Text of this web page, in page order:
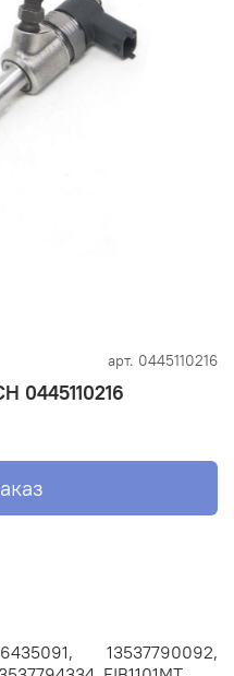
арт. 0445110216
0445110216
13537790092,